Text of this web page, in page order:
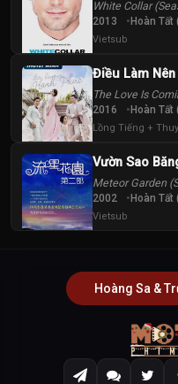
White Collar
2013 Hoàn Tất
Vietsub
Điều Làm Nên
The Love Is
2016 Hoàn
Lồng Tiếng +
Vườn Sao
Meteor Garden
2002 Hoàn Tất
Vietsub
Hoàng Sa &